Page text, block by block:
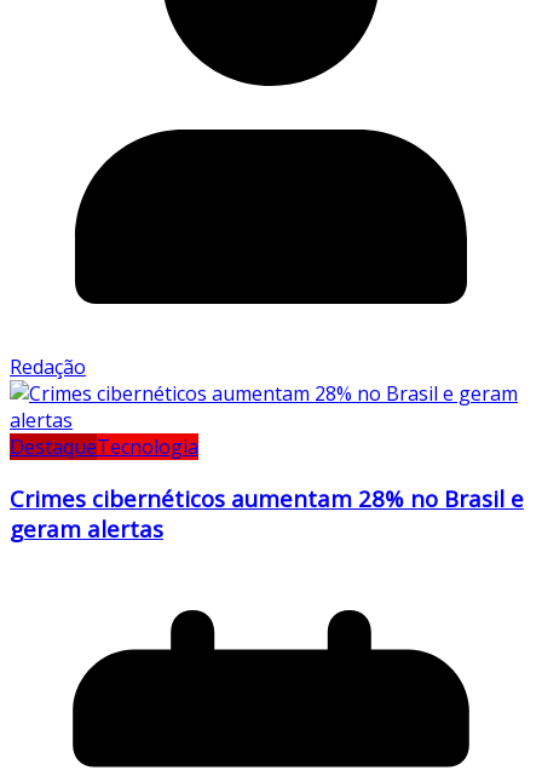
Redação
DestaqueTecnologia
Crimes cibernéticos aumentam 28% no Brasil e
geram alertas